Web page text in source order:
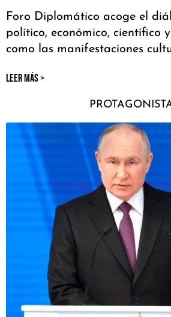
Foro Diplomático acoge el
político, económico, científico
como las manifestaciones
LEER MÁS >